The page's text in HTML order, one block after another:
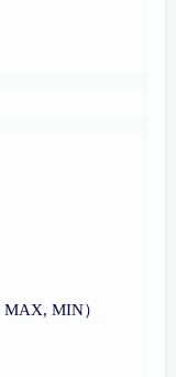
MIN）